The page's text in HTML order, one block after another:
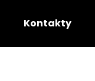
Kontakty